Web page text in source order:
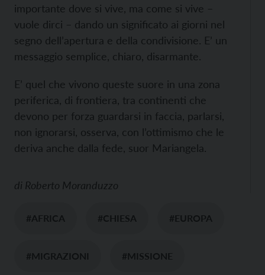
importante dove si vive, ma come si vive –
vuole dirci – dando un significato ai giorni nel
segno dell’apertura e della condivisione. E’ un
messaggio semplice, chiaro, disarmante.
E’ quel che vivono queste suore in una zona
periferica, di frontiera, tra continenti che
devono per forza guardarsi in faccia, parlarsi,
non ignorarsi, osserva, con l’ottimismo che le
deriva anche dalla fede, suor Mariangela.
di Roberto Moranduzzo
#AFRICA #CHIESA #EUROPA
#MIGRAZIONI #MISSIONE